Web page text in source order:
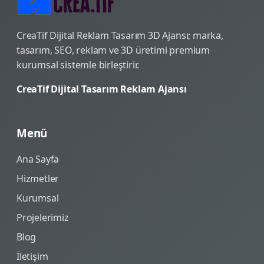
CreaTif Dijital Reklam Tasarım 3D Ajansı; marka,
tasarım, SEO, reklam ve 3D üretimi premium
kurumsal sistemle birleştirir.
CreaTif Dijital Tasarım Reklam Ajansı
Menü
Ana Sayfa
Hizmetler
Kurumsal
Projelerimiz
Blog
İletişim